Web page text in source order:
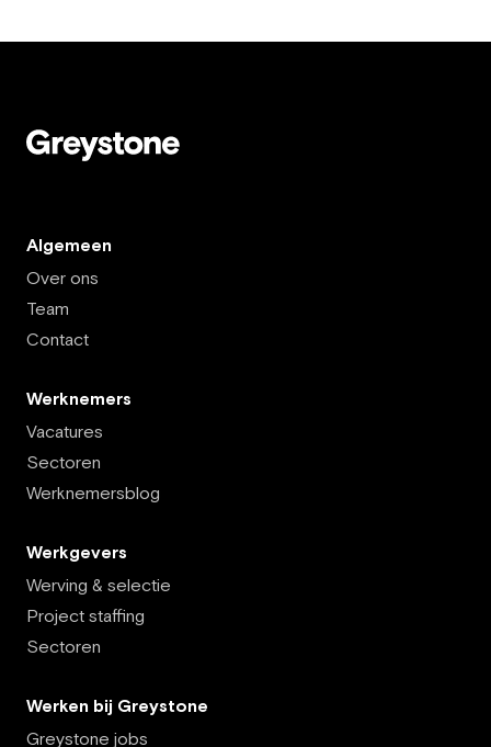
Algemeen
Over ons
Team
Contact
Werknemers
Vacatures
Sectoren
Werknemersblog
Werkgevers
Werving & selectie
Project staffing
Sectoren
Werken bij Greystone
Greystone jobs